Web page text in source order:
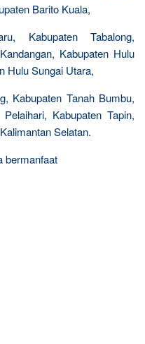
Barito Kuala,
Kabupaten Tabalong,
Kabupaten Hulu
Hulu Sungai Utara,
Kabupaten Tanah Bumbu,
Kabupaten Tapin,
Selatan.
bermanfaat